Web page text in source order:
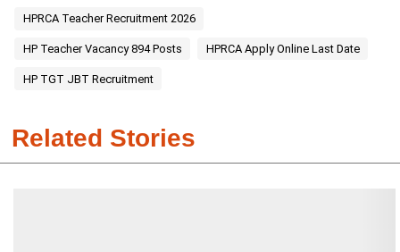
HPRCA Teacher Recruitment 2026
HP Teacher Vacancy 894 Posts HPRCA Apply Online Last Date
HP TGT JBT Recruitment
Related Stories